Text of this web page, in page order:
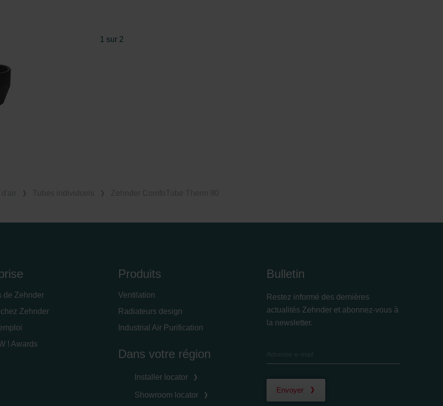
1 sur 2
de Zehnder
Zehnder
! Awards
Produits
Ventilation
Radiateurs design
Industrial Air Purification
Dans votre région
Installer locator
Showroom locator
Bulletin
Restez informé des dernières
actualités Zehnder et abonnez-vous à
la newsletter.
Envoyer